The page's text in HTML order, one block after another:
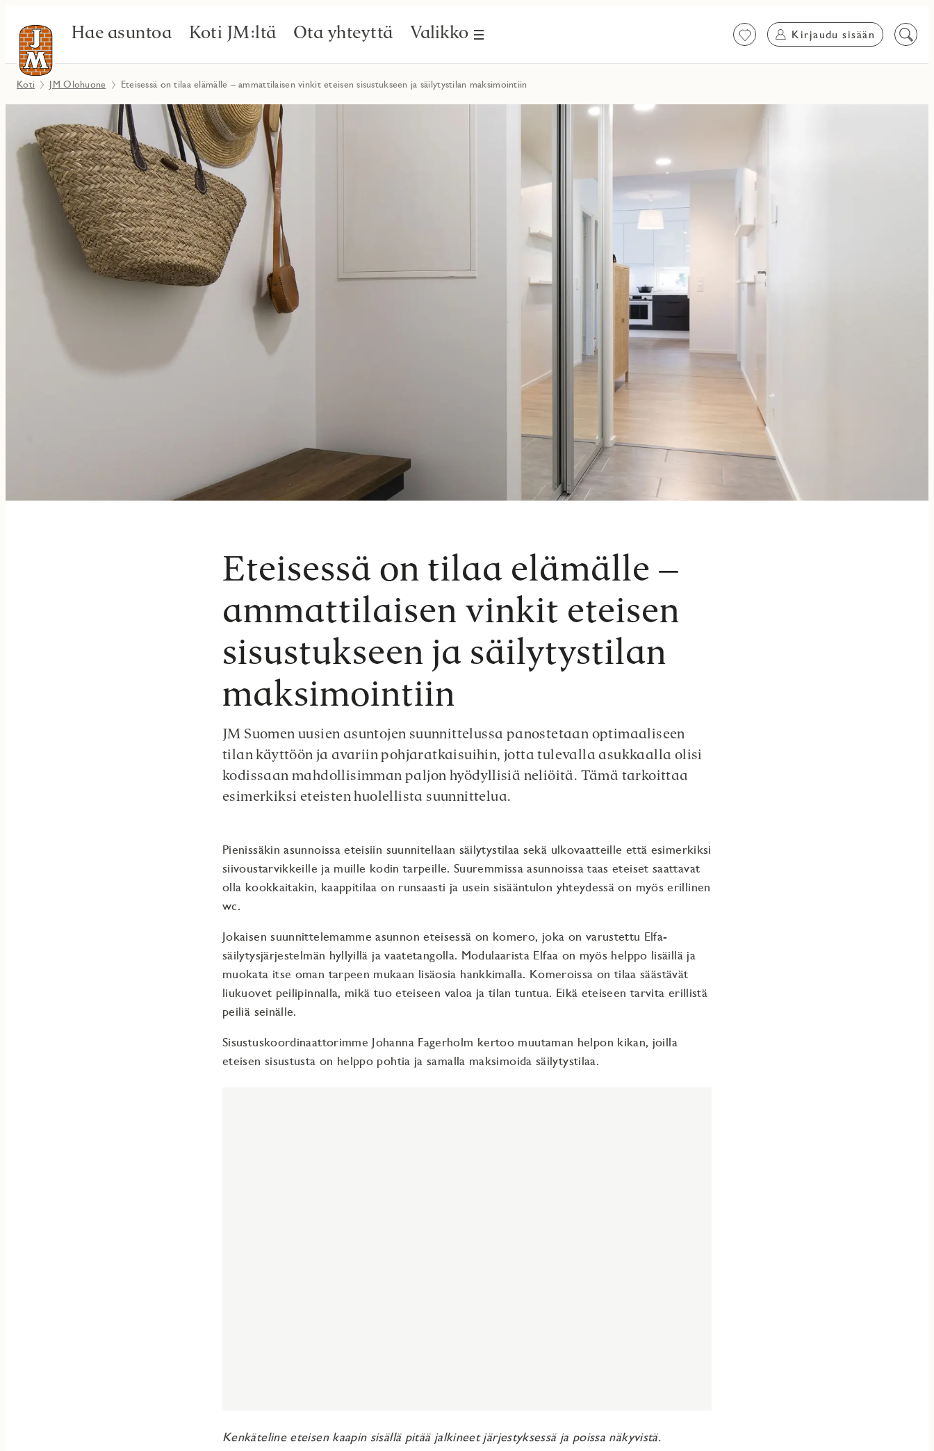
Hae asuntoa Koti JM:ltä Ota yhteyttä Valikko Suosikit Kirjaudu sisään
Etsi
Koti JM Olohuone Eteisessä on tilaa elämälle – ammattilaisen vinkit eteisen sisustukseen ja säilytystilan maksimointiin
Eteisessä on tilaa elämälle –
ammattilaisen vinkit eteisen
sisustukseen ja säilytystilan
maksimointiin
JM Suomen uusien asuntojen suunnittelussa panostetaan optimaaliseen
tilan käyttöön ja avariin pohjaratkaisuihin, jotta tulevalla asukkaalla olisi
kodissaan mahdollisimman paljon hyödyllisiä neliöitä. Tämä tarkoittaa
esimerkiksi eteisten huolellista suunnittelua.
Pienissäkin asunnoissa eteisiin suunnitellaan säilytystilaa sekä ulkovaatteille että esimerkiksi
siivoustarvikkeille ja muille kodin tarpeille. Suuremmissa asunnoissa taas eteiset saattavat
olla kookkaitakin, kaappitilaa on runsaasti ja usein sisääntulon yhteydessä on myös erillinen
wc.
Jokaisen suunnittelemamme asunnon eteisessä on komero, joka on varustettu Elfa-
säilytysjärjestelmän hyllyillä ja vaatetangolla. Modulaarista Elfaa on myös helppo lisäillä ja
muokata itse oman tarpeen mukaan lisäosia hankkimalla. Komeroissa on tilaa säästävät
liukuovet peilipinnalla, mikä tuo eteiseen valoa ja tilan tuntua. Eikä eteiseen tarvita erillistä
peiliä seinälle.
Sisustuskoordinaattorimme Johanna Fagerholm kertoo muutaman helpon kikan, joilla
eteisen sisustusta on helppo pohtia ja samalla maksimoida säilytystilaa.
Kenkäteline eteisen kaapin sisällä pitää jalkineet järjestyksessä ja poissa näkyvistä.